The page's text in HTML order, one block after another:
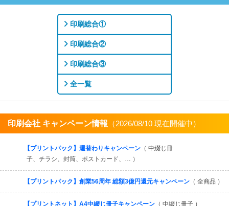
印刷総合①
印刷総合②
印刷総合③
全一覧
印刷会社 キャンペーン情報 （2026/08/10 現在開催中）
【プリントパック】週替わりキャンペーン （ 中綴じ冊
子、チラシ、封筒、ポストカード、… ）
【プリントパック】創業56周年 総額3億円還元キャンペーン （ 全商品 ）
【プリントネット】A4中綴じ冊子キャンペーン （ 中綴じ冊子 ）